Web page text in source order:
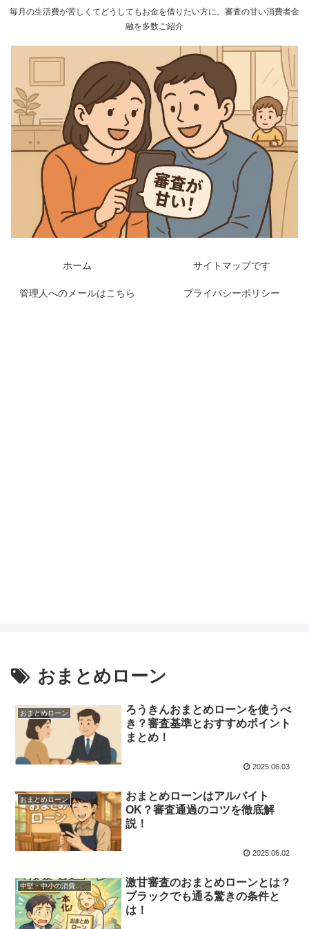
毎月の生活費が苦しくてどうしてもお金を借りたい方に。審査の甘い消費者金
融を多数ご紹介
ホーム サイトマップです
管理人へのメールはこちら プライバシーポリシー
おまとめローン
おまとめローン
ろうきんおまとめローンを使うべ
き？審査基準とおすすめポイント
まとめ！
2025.06.03
おまとめローン
おまとめローンはアルバイト
OK？審査通過のコツを徹底解
説！
2025.06.02
激甘審査のおまとめローンとは？
ブラックでも通る驚きの条件と
は！